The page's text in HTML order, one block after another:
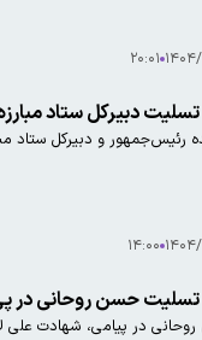
۲۷ ۲۰:۰۱
تسلیت دبیرکل ستاد
رئیس‌جمهور و دبیرکل ستاد
۲۷ ۱۴:۰۰
تسلیت حسن روحانی در
در پیامی، شهادت علی